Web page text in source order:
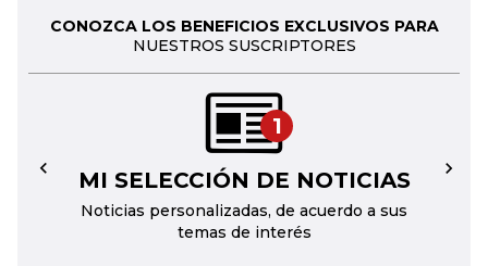
CONOZCA LOS BENEFICIOS EXCLUSIVOS PARA
NUESTROS SUSCRIPTORES
1
MI SELECCIÓN DE NOTICIAS
Noticias personalizadas, de acuerdo a sus
temas de interés
← →